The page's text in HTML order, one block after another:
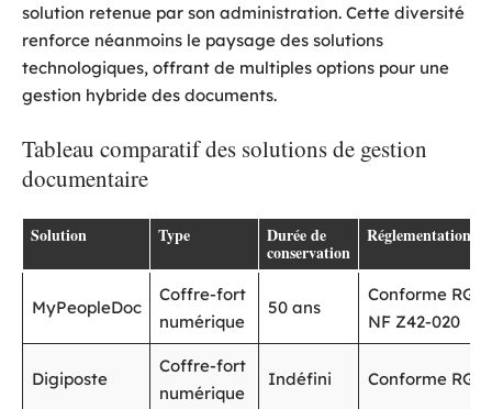
solution retenue par son administration. Cette diversité
renforce néanmoins le paysage des solutions
technologiques, offrant de multiples options pour une
gestion hybride des documents.
Tableau comparatif des solutions de gestion
documentaire
Solution Type Durée de
conservation
Réglementation
MyPeopleDoc
Coffre-fort
numérique
50 ans
Conforme RGS,
NF Z42-020
Digiposte
Coffre-fort
numérique
Indéfini Conforme RGS